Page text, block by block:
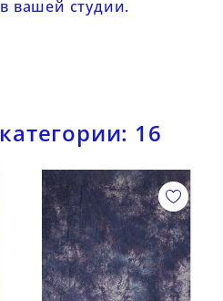
вашей студии.
16